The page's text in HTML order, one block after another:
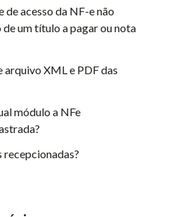
de acesso da NF-e não
um título a pagar ou nota
XML e PDF das
módulo a NFe